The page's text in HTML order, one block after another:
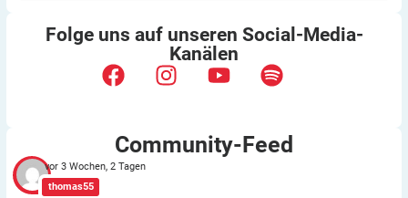
Folge uns auf unseren Social-Media-
Kanälen
Community-Feed
thomas55
vor 3 Wochen, 2 Tagen